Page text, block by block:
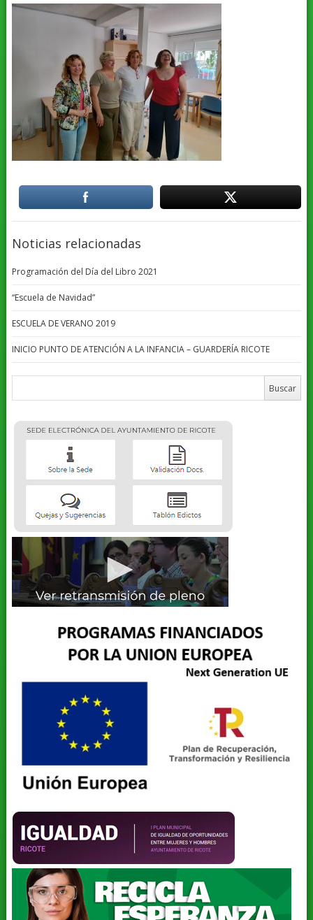
Noticias relacionadas
Programación del Día del Libro 2021
“Escuela de Navidad”
ESCUELA DE VERANO 2019
INICIO PUNTO DE ATENCIÓN A LA INFANCIA – GUARDERÍA RICOTE